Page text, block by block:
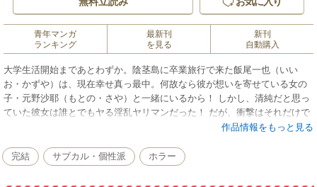
青年マンガ
ランキング
最新刊
を見る
新刊
自動購入
大学生活開始まであとわずか。陰茎島に卒業旅行で来た飯尾一也（いい
お・かずや）は、現在幸せ真っ最中。何故なら彼が想いを寄せている女の
子・元野沙耶（もとの・さや）と一緒にいるから！ しかし、清純だと思っ
ていた彼女は誰とでもヤる淫乱ヤリマンだった！ だが、衝撃はそれだけで
はなかった。彼女とヤッた男は、頭が破裂！ さらに彼女以外も一回でも性
か、ヤるかヤラれるか。愛と惨劇が織り成す、不道徳漫画スタート。
作品情報をもっと見る
完結 サブカル・個性派 ホラー